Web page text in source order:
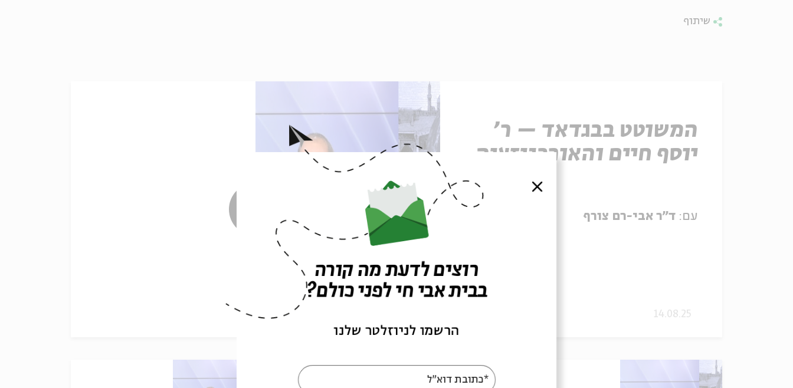
שיתוף
המשוטט בבגדאד – ר'
יוסף חיים והאורבניזציה
עם: ד"ר אבי-רם צורף
14.08.25
סגור
רוצים לדעת מה קורה
בבית אבי חי לפני כולם?
הרשמו לניוזלטר שלנו
*כתובת דוא"ל